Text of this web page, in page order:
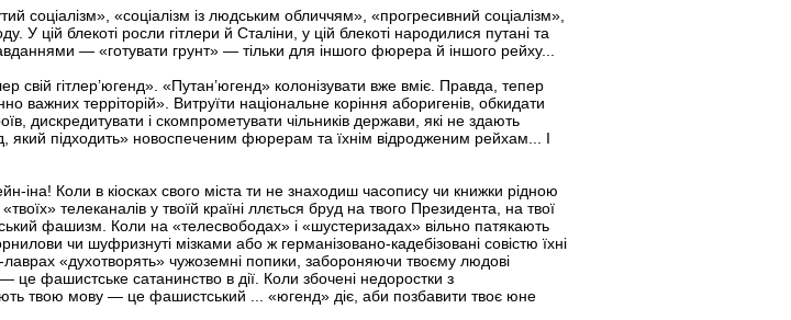
соціалізм», «соціалізм із людським обличчям», «прогресивний соціалізм»,
цій блекоті росли гітлери й Сталіни, у цій блекоті народилися путані та
— «готувати грунт» — тільки для іншого фюрера й іншого рейху...
гітлер’югенд». «Путан’югенд» колонізувати вже вміє. Правда, тепер
важних терріторій». Витруїти національне коріння аборигенів, обкидати
дискредитувати і скомпрометувати чільників держави, які не здають
підходить» новоспеченим фюрерам та їхнім відродженим рейхам... І
іна! Коли в кіосках свого міста ти не знаходиш часопису чи книжки рідною
телеканалів у твоїй країні ллється бруд на твого Президента, на твої
фашизм. Коли на «телесвободах» і «шустеpизадах» вільно патякають
чи шуфризнуті мізками або ж германізовано-кадебізовані совістю їхні
«духотворять» чужоземні попики, забороняючи твоєму людові
це фашистське сатанинство в дії. Коли збочені недоростки з
твою мову — це фашистський ... «югенд» діє, аби позбавити твоє юне